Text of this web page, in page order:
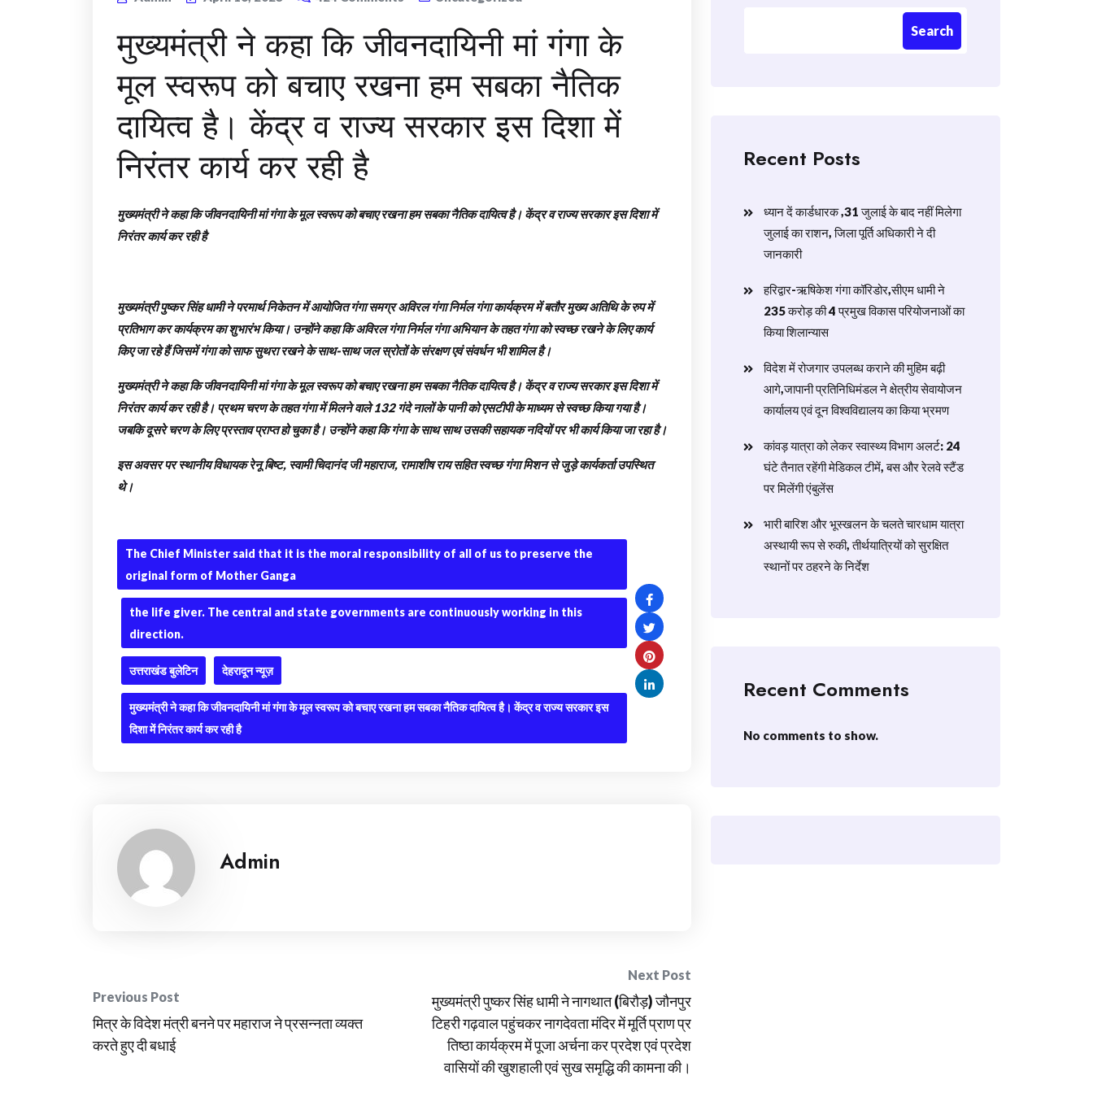
मुख्यमंत्री ने कहा कि जीवनदायिनी मां गंगा के
मूल स्वरूप को बचाए रखना हम सबका नैतिक
दायित्व है। केंद्र व राज्य सरकार इस दिशा में
निरंतर कार्य कर रही है
मुख्यमंत्री ने कहा कि जीवनदायिनी मां गंगा के मूल स्वरूप को बचाए रखना हम सबका नैतिक दायित्व है। केंद्र व राज्य सरकार इस दिशा में
निरंतर कार्य कर रही है
मुख्यमंत्री पुष्कर सिंह धामी ने परमार्थ निकेतन में आयोजित गंगा समग्र अविरल गंगा निर्मल गंगा कार्यक्रम में बतौर मुख्य अतिथि के रुप में
प्रतिभाग कर कार्यक्रम का शुभारंभ किया। उन्होंने कहा कि अविरल गंगा निर्मल गंगा अभियान के तहत गंगा को स्वच्छ रखने के लिए कार्य
किए जा रहे हैं जिसमें गंगा को साफ सुथरा रखने के साथ-साथ जल स्रोतों के संरक्षण एवं संवर्धन भी शामिल है।
मुख्यमंत्री ने कहा कि जीवनदायिनी मां गंगा के मूल स्वरूप को बचाए रखना हम सबका नैतिक दायित्व है। केंद्र व राज्य सरकार इस दिशा में
निरंतर कार्य कर रही है। प्रथम चरण के तहत गंगा में मिलने वाले 132 गंदे नालों के पानी को एसटीपी के माध्यम से स्वच्छ किया गया है।
जबकि दूसरे चरण के लिए प्रस्ताव प्राप्त हो चुका है। उन्होंने कहा कि गंगा के साथ साथ उसकी सहायक नदियों पर भी कार्य किया जा रहा है।
इस अवसर पर स्थानीय विधायक रेनू बिष्ट, स्वामी चिदानंद जी महाराज, रामाशीष राय सहित स्वच्छ गंगा मिशन से जुड़े कार्यकर्ता उपस्थित
थे।
The Chief Minister said that it is the moral responsibility of all of us to preserve the
original form of Mother Ganga
the life giver. The central and state governments are continuously working in this
direction.
उत्तराखंड बुलेटिन देहरादून न्यूज़
मुख्यमंत्री ने कहा कि जीवनदायिनी मां गंगा के मूल स्वरूप को बचाए रखना हम सबका नैतिक दायित्व है। केंद्र व राज्य सरकार इस
दिशा में निरंतर कार्य कर रही है
Admin
Post
navigation
Previous Post
मित्र के विदेश मंत्री बनने पर महाराज ने प्रसन्नता व्यक्त
करते हुए दी बधाई
Next Post
मुख्यमंत्री पुष्कर सिंह धामी ने नागथात (बिरौड़) जौनपुर
टिहरी गढ़वाल पहुंचकर नागदेवता मंदिर में मूर्ति प्राण प्र
तिष्ठा कार्यक्रम में पूजा अर्चना कर प्रदेश एवं प्रदेश
वासियों की खुशहाली एवं सुख समृद्धि की कामना की।
Search
Recent Posts
ध्यान दें कार्डधारक ,31 जुलाई के बाद नहीं मिलेगा
जुलाई का राशन, जिला पूर्ति अधिकारी ने दी
जानकारी
हरिद्वार-ऋषिकेश गंगा कॉरिडोर,सीएम धामी ने
235 करोड़ की 4 प्रमुख विकास परियोजनाओं का
किया शिलान्यास
विदेश में रोजगार उपलब्ध कराने की मुहिम बढ़ी
आगे,जापानी प्रतिनिधिमंडल ने क्षेत्रीय सेवायोजन
कार्यालय एवं दून विश्वविद्यालय का किया भ्रमण
​कांवड़ यात्रा को लेकर स्वास्थ्य विभाग अलर्ट: 24
घंटे तैनात रहेंगी मेडिकल टीमें, बस और रेलवे स्टैंड
पर मिलेंगी एंबुलेंस
​भारी बारिश और भूस्खलन के चलते चारधाम यात्रा
अस्थायी रूप से रुकी, तीर्थयात्रियों को सुरक्षित
स्थानों पर ठहरने के निर्देश
Recent Comments
No comments to show.